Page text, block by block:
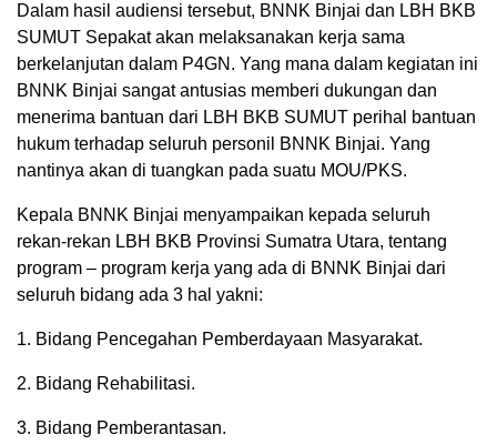
Dalam hasil audiensi tersebut, BNNK Binjai dan LBH BKB
SUMUT Sepakat akan melaksanakan kerja sama
berkelanjutan dalam P4GN. Yang mana dalam kegiatan ini
BNNK Binjai sangat antusias memberi dukungan dan
menerima bantuan dari LBH BKB SUMUT perihal bantuan
hukum terhadap seluruh personil BNNK Binjai. Yang
nantinya akan di tuangkan pada suatu MOU/PKS.
Kepala BNNK Binjai menyampaikan kepada seluruh
rekan-rekan LBH BKB Provinsi Sumatra Utara, tentang
program – program kerja yang ada di BNNK Binjai dari
seluruh bidang ada 3 hal yakni:
1. Bidang Pencegahan Pemberdayaan Masyarakat.
2. Bidang Rehabilitasi.
3. Bidang Pemberantasan.